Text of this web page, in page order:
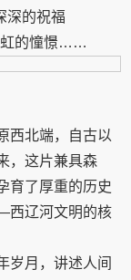
深的祝福
虹的憧憬……
西北端，自古以
，这片兼具森
育了厚重的历史
西辽河文明的核
岁月，讲述人间